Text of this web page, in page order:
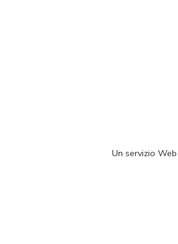
Un servizio